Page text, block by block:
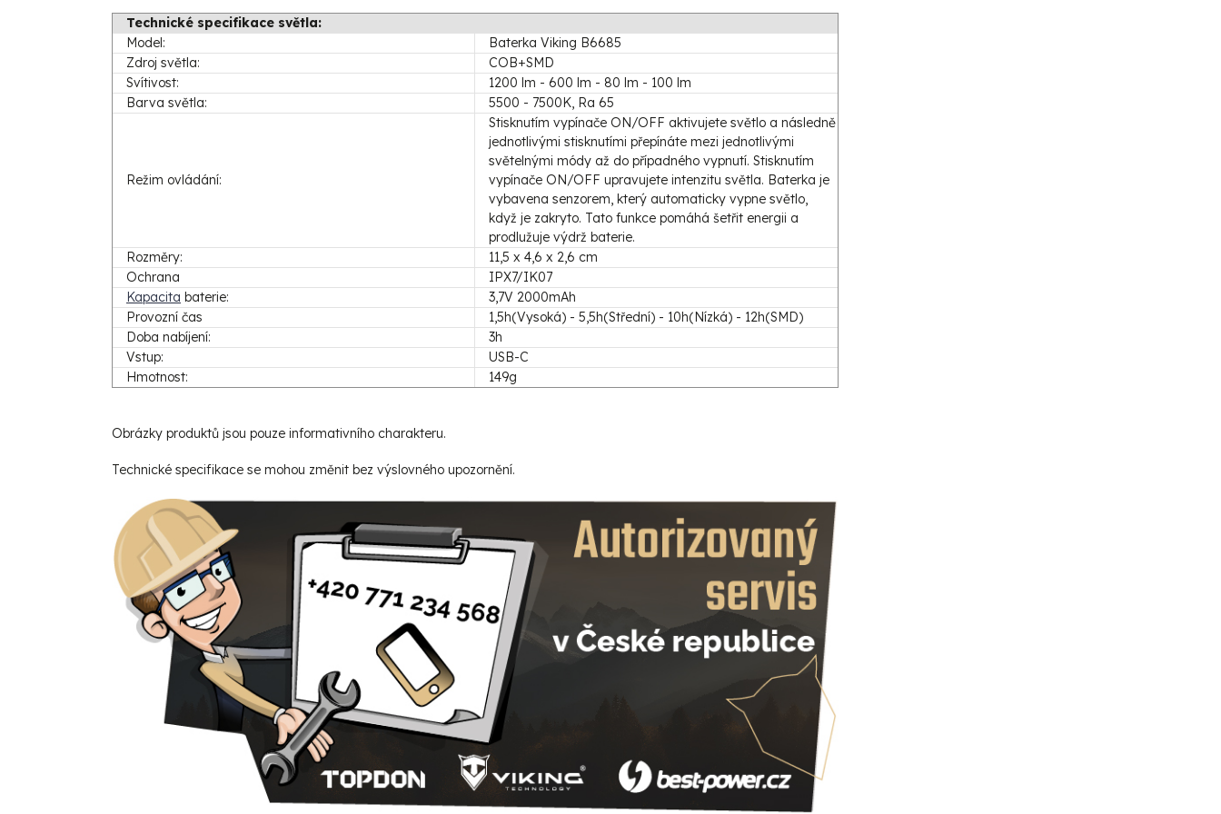
Technické specifikace světla:
Model:
Baterka Viking B6685
Zdroj světla:
COB+SMD
Svítivost:
1200 lm - 600 lm - 80 lm - 100 lm
Barva světla:
5500 - 7500K, Ra 65
Režim ovládání:
Stisknutím vypínače ON/OFF aktivujete světlo a následně
jednotlivými stisknutími přepínáte mezi jednotlivými
světelnými módy až do případného vypnutí. Stisknutím
vypínače ON/OFF upravujete intenzitu světla. Baterka je
vybavena senzorem, který automaticky vypne světlo,
když je zakryto. Tato funkce pomáhá šetřit energii a
prodlužuje výdrž baterie.
Rozměry:
11,5 x 4,6 x 2,6 cm
Ochrana
IPX7/IK07
Kapacita baterie:
3,7V 2000mAh
Provozní čas
1,5h(Vysoká) - 5,5h(Střední) - 10h(Nízká) - 12h(SMD)
Doba nabíjení:
3h
Vstup:
USB-C
Hmotnost:
149g
Obrázky produktů jsou pouze informativního charakteru.
Technické specifikace se mohou změnit bez výslovného upozornění.